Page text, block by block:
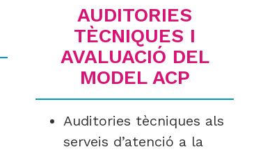
AUDITORIES
TÈCNIQUES I
AVALUACIÓ DEL
MODEL ACP
Auditories tècniques als
serveis d’atenció a la